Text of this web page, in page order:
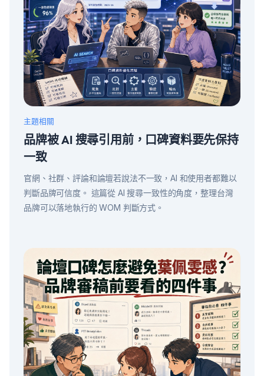
主題相關
品牌被 AI 搜尋引用前，口碑資料要先保持
一致
官網、社群、評論和論壇若說法不一致，AI 和使用者都難以
判斷品牌可信度。 這篇從 AI 搜尋一致性的角度，整理台灣
品牌可以落地執行的 WOM 判斷方式。